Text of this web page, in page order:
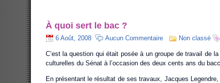
À quoi sert le bac ?
6 Août, 2008 Aucun Commentaire Non classé
C’est la question qui était posée à un groupe de travail de
culturelles du Sénat à l’occasion des deux cents ans du
En présentant le résultat de ses travaux, Jacques